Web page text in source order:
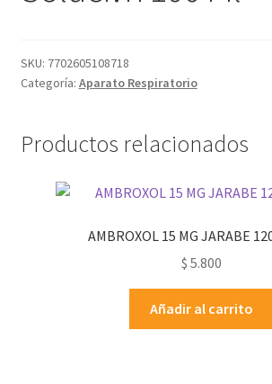
SKU: 7702605108718
Categoría: Aparato Respiratorio
Productos relacionados
AMBROXOL 15 MG JARABE
$ 5.800
Añadir al carrito